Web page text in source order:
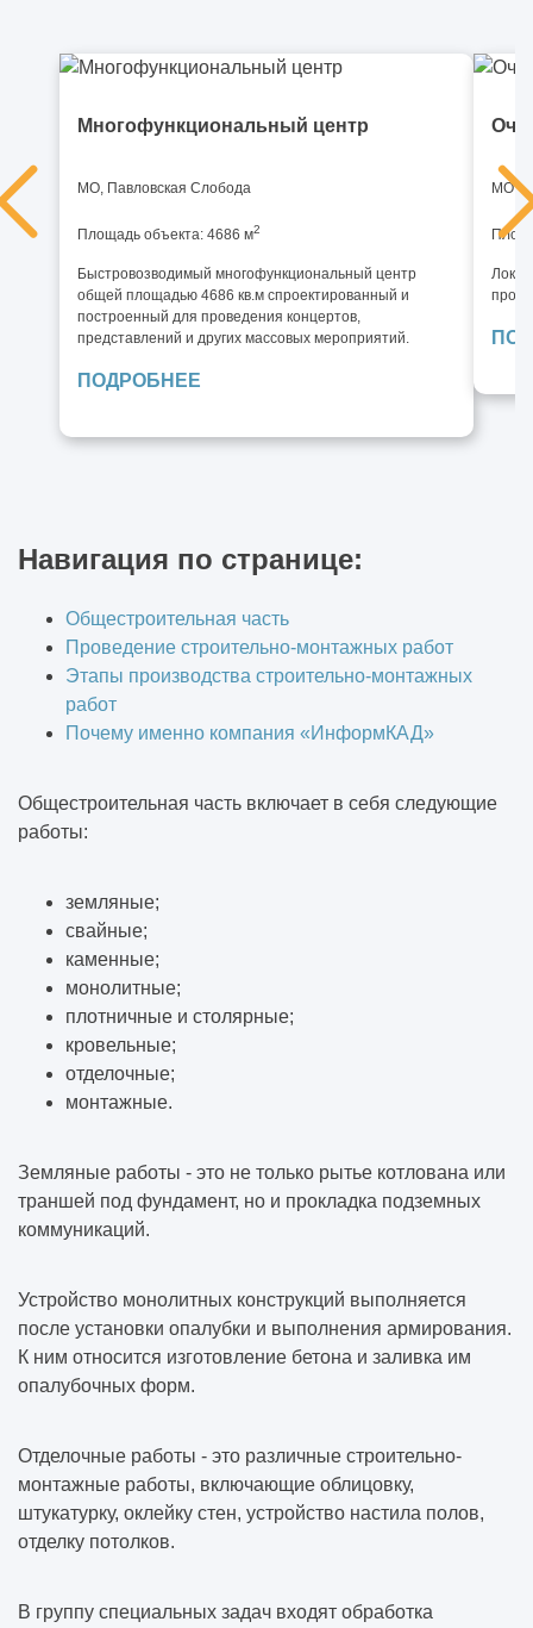
Многофункциональный центр
МО, Павловская Слобода
Площадь объекта: 4686 м2
Быстровозводимый многофункциональный центр
общей площадью 4686 кв.м спроектированный и
построенный для проведения концертов,
представлений и других массовых мероприятий.
ПОДРОБНЕЕ
МО,
Навигация по странице:
Общестроительная часть
Проведение строительно-монтажных работ
Этапы производства строительно-монтажных
работ
Почему именно компания «ИнформКАД»
Общестроительная часть включает в себя следующие
работы:
земляные;
свайные;
каменные;
монолитные;
плотничные и столярные;
кровельные;
отделочные;
монтажные.
Земляные работы - это не только рытье котлована или
траншей под фундамент, но и прокладка подземных
коммуникаций.
Устройство монолитных конструкций выполняется
после установки опалубки и выполнения армирования.
К ним относится изготовление бетона и заливка им
опалубочных форм.
Отделочные работы - это различные строительно-
монтажные работы, включающие облицовку,
штукатурку, оклейку стен, устройство настила полов,
отделку потолков.
В группу специальных задач входят обработка
изменить весь объект
Какие решения нельзя отменить после
начала строительства
Как заказчик сам создаёт перерасход, а
потом винит подрядчика